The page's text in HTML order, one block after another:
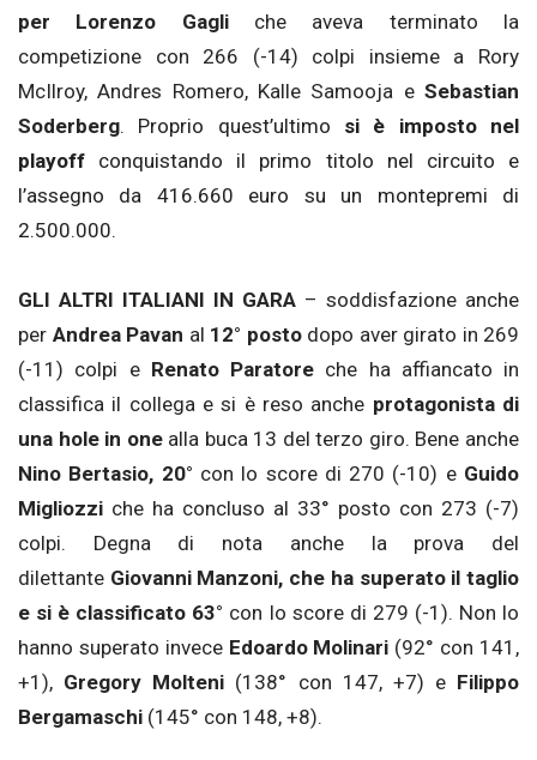
per Lorenzo Gagliche aveva terminato la
competizione con 266 (-14) colpi insieme a Rory
McIlroy, Andres Romero, Kalle Samooja e Sebastian
Soderberg. Proprio quest’ultimo si è imposto nel
playoff conquistando il primo titolo nel circuito e
l’assegno da 416.660 euro su un montepremi di
2.500.000.
GLI ALTRI ITALIANI IN GARA – soddisfazione anche
per Andrea Pavan al 12° postodopo aver girato in 269
(-11) colpi e Renato Paratore che ha affiancato in
classifica il collega e si è reso anche protagonista di
una hole in onealla buca 13 del terzo giro. Bene anche
Nino Bertasio, 20° con lo score di 270 (-10) e Guido
Migliozzi che ha concluso al 33° posto con 273 (-7)
colpi. Degna di nota anche la prova del
dilettante Giovanni Manzoni, che ha superato il taglio
e si è classificato 63° con lo score di 279 (-1). Non lo
hanno superato invece Edoardo Molinari (92° con 141,
+1), Gregory Molteni (138° con 147, +7) e Filippo
Bergamaschi (145° con 148, +8).